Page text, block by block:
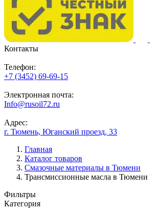
Контакты
Телефон:
+7 (3452) 69-69-15
Электронная почта:
Info@rusoil72.ru
Адрес:
г. Тюмень, Юганский проезд, 33
Главная
Каталог товаров
Смазочные материалы в Тюмени
Трансмиссионные масла в Тюмени
Фильтры
Категория